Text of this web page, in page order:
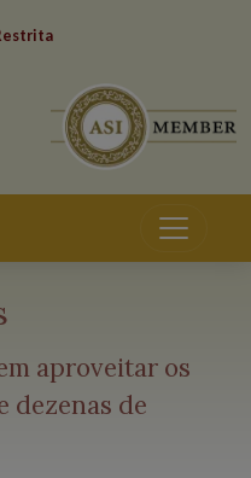
aproveitar os
dezenas de